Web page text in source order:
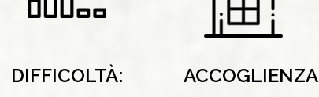
DIFFICOLTÀ:
ACCOGLIENZA